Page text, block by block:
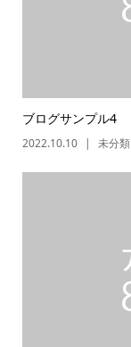
ブログサンプル4
2022.10.10 未分類